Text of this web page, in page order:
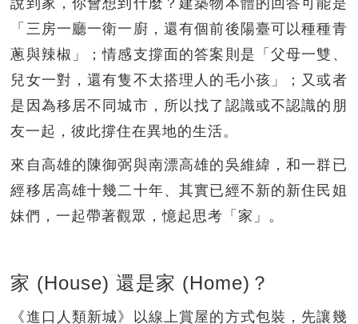
「三房一廳一衛一廚，還有個前後陽臺可以種種青
蔥與辣椒」；情感支撐面的答案則是「父母一雙、
兒女一對，還有隻不太搭理人的毛小孩」；又或者
是因為移居不同城市，所以找了認識或不認識的朋
友一起，彼此撐住在異地的生活。
來自高雄的陳御弼與南漂高雄的吳維緯，和一群已
經移居高雄十幾二十年、其實已經不新的新住民姐
妹們，一起帶著觀眾，憶起思考「家」。
家 (House) 還是家 (Home)？
《進口人類新城》以線上賞屋的方式包裝，先讓幾